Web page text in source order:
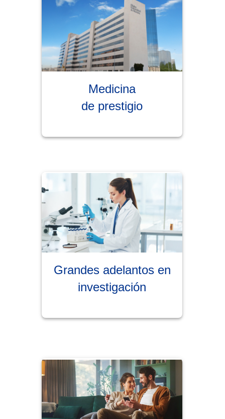
Medicina
de prestigio
Grandes adelantos en
investigación